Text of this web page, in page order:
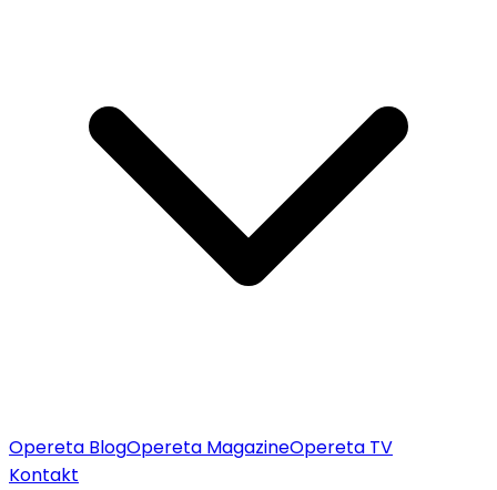
Opereta BlogOpereta MagazineOpereta TV
Kontakt